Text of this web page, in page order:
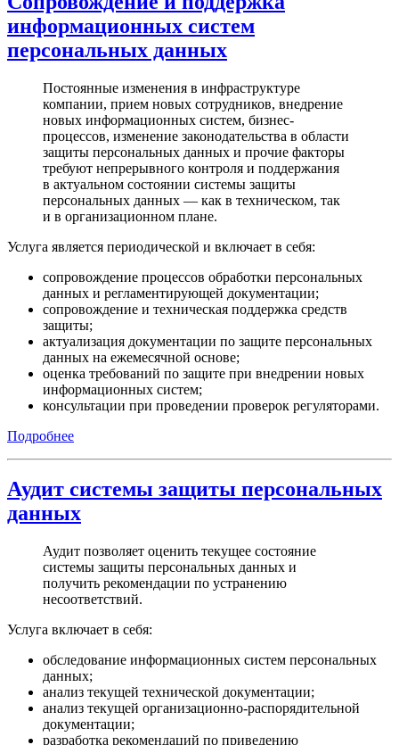
информационных систем
персональных данных
Постоянные изменения в инфраструктуре
компании, прием новых сотрудников, внедрение
новых информационных систем, бизнес-
процессов, изменение законодательства в области
защиты персональных данных и прочие факторы
требуют непрерывного контроля и поддержания
в актуальном состоянии системы защиты
персональных данных — как в техническом, так
и в организационном плане.
Услуга является периодической и включает в себя:
сопровождение процессов обработки персональных
данных и регламентирующей документации;
сопровождение и техническая поддержка средств
защиты;
актуализация документации по защите персональных
данных на ежемесячной основе;
оценка требований по защите при внедрении новых
информационных систем;
консультации при проведении проверок регуляторами.
Подробнее
Аудит системы защиты персональных
данных
Аудит позволяет оценить текущее состояние
системы защиты персональных данных и
получить рекомендации по устранению
несоответствий.
Услуга включает в себя:
обследование информационных систем персональных
данных;
анализ текущей технической документации;
анализ текущей организационно-распорядительной
документации;
разработка рекомендаций по приведению